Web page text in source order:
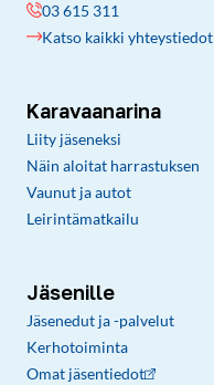
03 615 311
Katso kaikki yhteystiedot
Karavaanarina
Liity jäseneksi
Näin aloitat harrastuksen
Vaunut ja autot
Leirintämatkailu
Jäsenille
Jäsenedut ja -palvelut
Kerhotoiminta
Omat jäsentiedot